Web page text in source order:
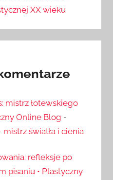
XX wieku
mistrz łotewskiego
Online Blog -
światła i cienia
refleksje po
pisaniu • Plastyczny